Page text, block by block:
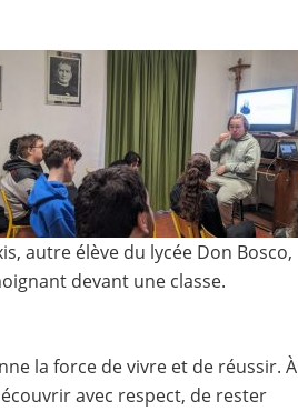
autre élève du lycée Don Bosco,
devant une classe.
la force de vivre et de réussir. À
avec respect, de rester